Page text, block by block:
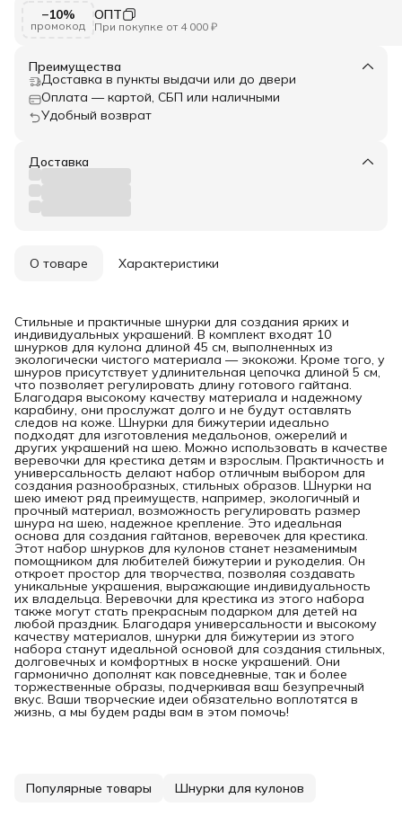
−10%
промокод
ОПТ
При покупке от 4 000 ₽
Преимущества
Доставка в пункты выдачи или до двери
Оплата — картой, СБП или наличными
Удобный возврат
Доставка
О товаре Характеристики
Стильные и практичные шнурки для создания ярких и
индивидуальных украшений. В комплект входят 10
шнурков для кулона длиной 45 см, выполненных из
экологически чистого материала — экокожи. Кроме того, у
шнуров присутствует удлинительная цепочка длиной 5 см,
что позволяет регулировать длину готового гайтана.
Благодаря высокому качеству материала и надежному
карабину, они прослужат долго и не будут оставлять
следов на коже. Шнурки для бижутерии идеально
подходят для изготовления медальонов, ожерелий и
других украшений на шею. Можно использовать в качестве
веревочки для крестика детям и взрослым. Практичность и
универсальность делают набор отличным выбором для
создания разнообразных, стильных образов. Шнурки на
шею имеют ряд преимуществ, например, экологичный и
прочный материал, возможность регулировать размер
шнура на шею, надежное крепление. Это идеальная
основа для создания гайтанов, веревочек для крестика.
Этот набор шнурков для кулонов станет незаменимым
помощником для любителей бижутерии и рукоделия. Он
откроет простор для творчества, позволяя создавать
уникальные украшения, выражающие индивидуальность
их владельца. Веревочки для крестика из этого набора
также могут стать прекрасным подарком для детей на
любой праздник. Благодаря универсальности и высокому
качеству материалов, шнурки для бижутерии из этого
набора станут идеальной основой для создания стильных,
долговечных и комфортных в носке украшений. Они
гармонично дополнят как повседневные, так и более
торжественные образы, подчеркивая ваш безупречный
вкус. Ваши творческие идеи обязательно воплотятся в
жизнь, а мы будем рады вам в этом помочь!
Популярные товары Шнурки для кулонов